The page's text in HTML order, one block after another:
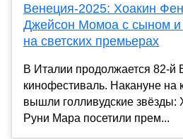
Венеция-2025: Хоакин
Джейсон Момоа с сыном
на светских премьерах
В Италии продолжается 82-й
кинофестиваль. Накануне на
вышли голливудские звёзды:
Руни Мара посетили прем...